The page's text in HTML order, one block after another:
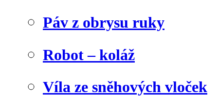
Páv z obrysu ruky
Robot – koláž
Víla ze sněhových vloček